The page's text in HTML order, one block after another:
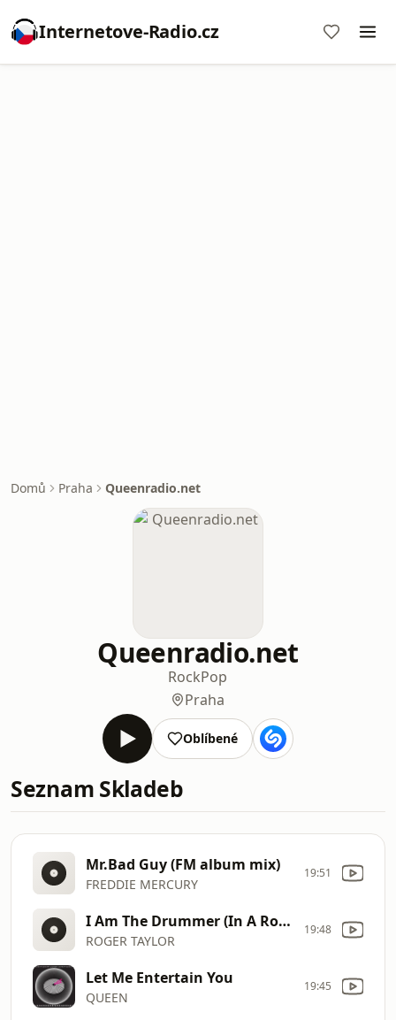
Internetove-Radio.cz
Domů Praha Queenradio.net
Queenradio.net
RockPop
Praha
Oblíbené
Seznam Skladeb
Mr.Bad Guy (FM album mix)
FREDDIE MERCURY
19:51
I Am The Drummer (In A Rock N' Roll Band)
ROGER TAYLOR
19:48
Let Me Entertain You
QUEEN
19:45